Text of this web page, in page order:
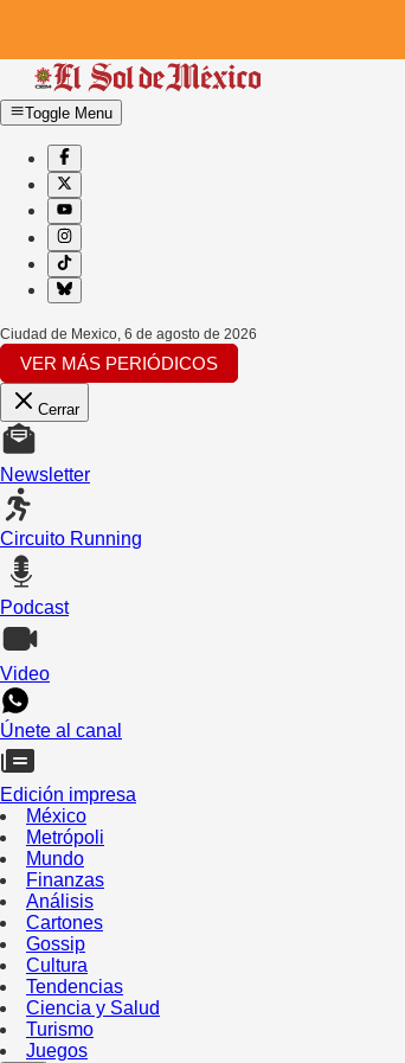
Toggle Menu
Ciudad de Mexico, 6 de agosto de 2026
VER MÁS PERIÓDICOS
Cerrar
Newsletter
Circuito Running
Podcast
Video
Únete al canal
Edición impresa
México
Metrópoli
Mundo
Finanzas
Análisis
Cartones
Gossip
Cultura
Tendencias
Ciencia y Salud
Turismo
Juegos